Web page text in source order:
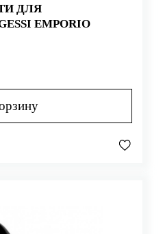
ДЛЯ
EMPORIO